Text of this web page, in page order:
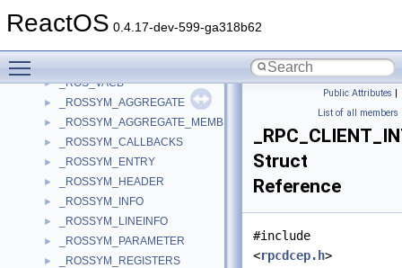
ReactOS 0.4.17-dev-599-ga318b62
► _ROS_APISET
► _ROS_VACB
► _ROSSYM_AGGREGATE
► _ROSSYM_AGGREGATE_MEMBER
► _ROSSYM_CALLBACKS
► _ROSSYM_ENTRY
► _ROSSYM_HEADER
► _ROSSYM_INFO
► _ROSSYM_LINEINFO
► _ROSSYM_PARAMETER
► _ROSSYM_REGISTERS
Public Attributes |
List of all members
Struct
Reference
#include
<rpcdcep.h>